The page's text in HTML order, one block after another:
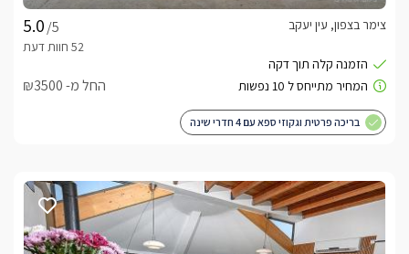
/5
צימר בצפון, עין יעקב
החל מ- ₪3500
בריכה פרטית וגקוזי ספא עם 4 חדרי שינה